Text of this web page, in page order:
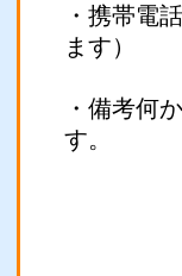
・携帯電
ます）
・備考何
す。